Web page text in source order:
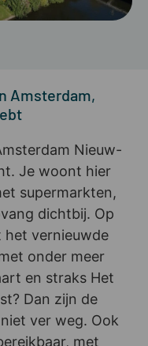
Amsterdam,
Nieuw-
Je woont hier
supermarkten,
dichtbij. Op
het vernieuwde
onder meer
en straks Het
Dan zijn de
ver weg. Ook
met